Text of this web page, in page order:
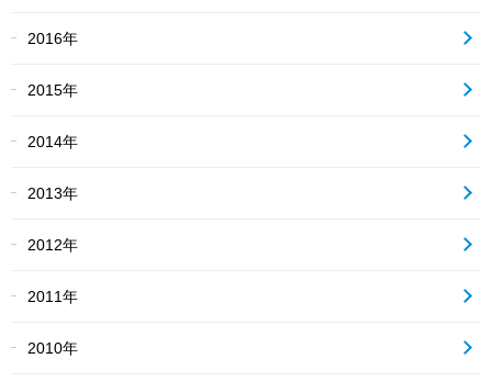
2016年
2015年
2014年
2013年
2012年
2011年
2010年